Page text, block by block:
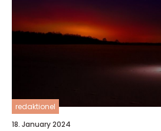
redaktionel
18. January 2024